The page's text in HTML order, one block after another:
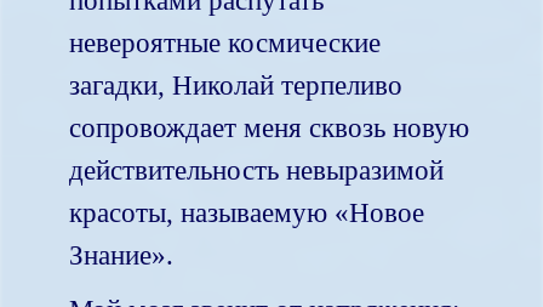
невероятные космические
загадки, Николай терпеливо
сопровождает меня сквозь новую
действительность невыразимой
красоты, называемую «Новое
Знание».